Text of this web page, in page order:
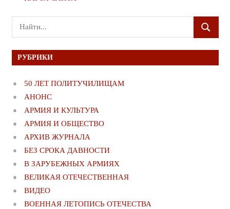
Поиск
для:
ПОИСК
РУБРИКИ
50 ЛЕТ ПОЛИТУЧИЛИЩАМ
АНОНС
АРМИЯ И КУЛЬТУРА
АРМИЯ И ОБЩЕСТВО
АРХИВ ЖУРНАЛА
БЕЗ СРОКА ДАВНОСТИ
В ЗАРУБЕЖНЫХ АРМИЯХ
ВЕЛИКАЯ ОТЕЧЕСТВЕННАЯ
ВИДЕО
ВОЕННАЯ ЛЕТОПИСЬ ОТЕЧЕСТВА